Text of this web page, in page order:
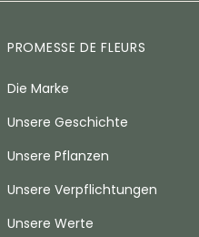
PROMESSE DE FLEURS
Die Marke
Unsere Geschichte
Unsere Pflanzen
Unsere Verpflichtungen
Unsere Werte